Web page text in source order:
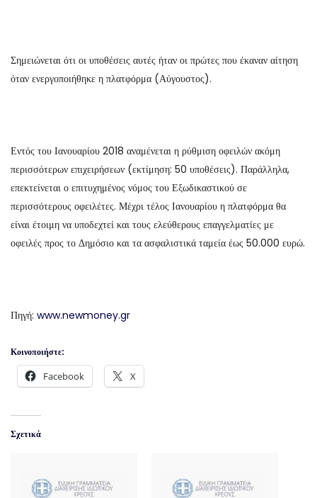
Σημειώνεται ότι οι υποθέσεις αυτές ήταν οι πρώτες που έκαναν αίτηση
όταν ενεργοποιήθηκε η πλατφόρμα (Αύγουστος).
Εντός του Ιανουαρίου 2018 αναμένεται η ρύθμιση οφειλών ακόμη
περισσότερων επιχειρήσεων (εκτίμηση: 50 υποθέσεις). Παράλληλα,
επεκτείνεται ο επιτυχημένος νόμος του Εξωδικαστικού σε
περισσότερους οφειλέτες. Μέχρι τέλος Ιανουαρίου η πλατφόρμα θα
είναι έτοιμη να υποδεχτεί και τους ελεύθερους επαγγελματίες με
οφειλές προς το Δημόσιο και τα ασφαλιστικά ταμεία έως 50.000 ευρώ.
Πηγή: www.newmoney.gr
Κοινοποιήστε:
Facebook X
Σχετικά